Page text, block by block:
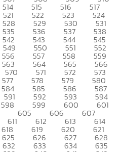
514 515 516 517
521 522 523 524
528 529 530 531
535 536 537 538
542 543 544 545
549 550 551 552
556 557 558 559
563 564 565 566
570 571 572 573
577 578 579 580
584 585 586 587
591 592 593 594
598 599 600 601
605 606 607
611 612 613 614
618 619 620 621
625 626 627 628
632 633 634 635